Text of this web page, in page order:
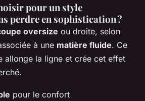
pour un style
perdre en sophistication ?
oversize ou droite, selon
à une matière fluide. Ce
allonge la ligne et crée cet effet
pour le confort